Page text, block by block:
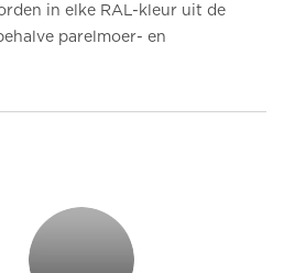
in elke RAL-kleur uit de
parelmoer- en